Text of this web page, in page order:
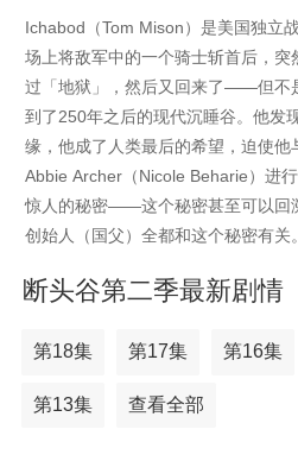
Ichabod（Tom Mison）是美国独立
场上将敌军中的一个骑士斩首后，
过「地狱」，然后又回来了——但不
到了250年之后的现代沉睡谷。他发
缘，他成了人类最后的希望，迫使他
Abbie Archer（Nicole Beharie）进
惊人的秘密——这个秘密甚至可以回
创始人（国父）全都和这个秘密有关。
断头谷第二季最新剧情
第18集 第17集 第16集
第13集 查看全部